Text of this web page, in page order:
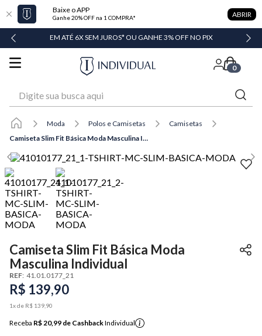
Baixe o APP
Ganhe 20% OFF na 1 COMPRA* ABRIR
EM ATÉ 6X SEM JUROS* OU GANHE 3% OFF NO PIX
0
Moda Polos e Camisetas
Camisetas
Camiseta Slim Fit Básica Moda Masculina Individual
Camiseta Slim Fit Básica Moda
Masculina Individual
REF: 41.01.0177_21
R$ 139,90
1x de R$ 139 90
Receba R$ 20,99 de CashbackIndividual